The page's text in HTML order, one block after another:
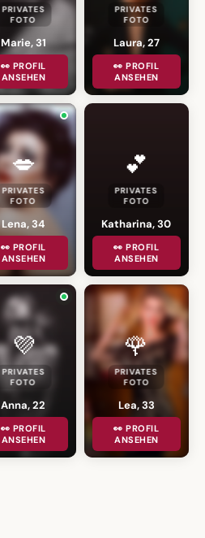
PRIVATES
FOTO
Marie, 31
👀 PROFIL
ANSEHEN
PRIVATES
FOTO
Laura, 27
👀 PROFIL
ANSEHEN
💋
PRIVATES
FOTO
Lena, 34
👀 PROFIL
ANSEHEN
💕
PRIVATES
FOTO
Katharina, 30
👀 PROFIL
ANSEHEN
💜
PRIVATES
FOTO
Anna, 22
👀 PROFIL
ANSEHEN
🌹
PRIVATES
FOTO
Lea, 33
👀 PROFIL
ANSEHEN